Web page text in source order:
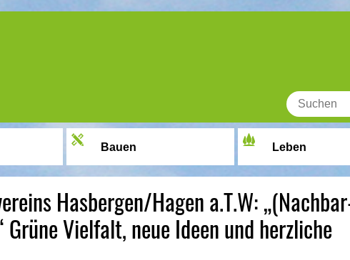
Bauen Leben
Hasbergen/Hagen a.T.W:
Vielfalt, neue Ideen und herzliche